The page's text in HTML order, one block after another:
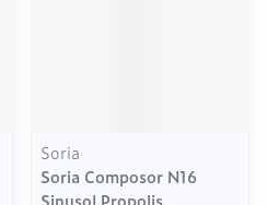
Soria
Soria Composor N16
Sinusol Propolis